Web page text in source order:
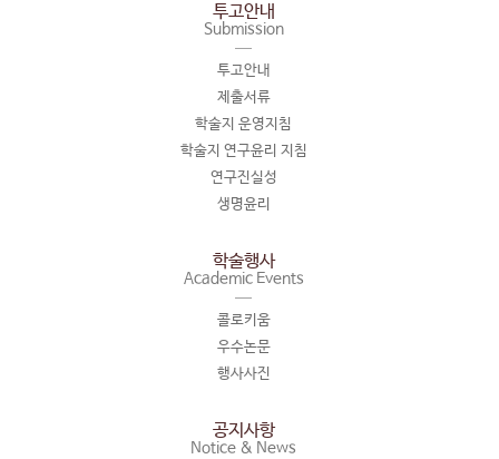
투고안내
Submission
투고안내
제출서류
학술지 운영지침
학술지 연구윤리 지침
연구진실성
생명윤리
학술행사
Academic Events
콜로키움
우수논문
행사사진
공지사항
Notice & News